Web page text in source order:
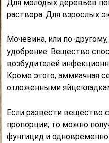
Для молодых деревьев
раствора. Для взрослых
Мочевина, или по-
удобрение. Вещество
возбудителей
Кроме этого, аммиачная
отложенными
Если развести вещество
пропорции, то можно
фунгицид и